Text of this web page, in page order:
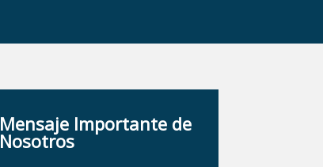
Mensaje Importante de
Nosotros